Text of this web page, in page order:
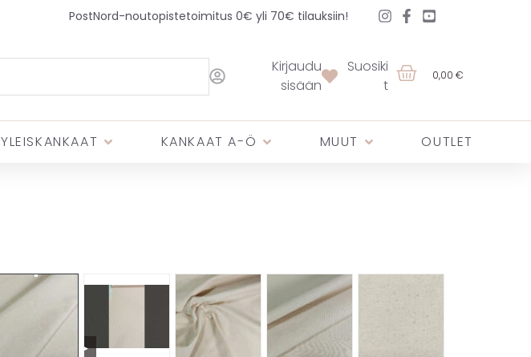
PostNord-noutopistetoimitus 0€ yli 70€ tilauksiin!
Kirjaudu
sisään
Suosiki
t
0,00 €
YLEISKANKAAT KANKAAT A-Ö MUUT OUTLET
▶